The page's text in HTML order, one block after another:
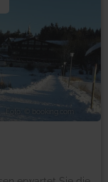
Foto: © booking.com